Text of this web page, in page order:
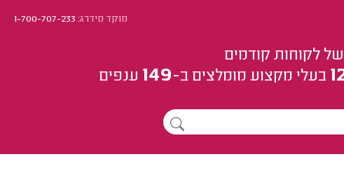
מוקד מידרג:1-700-707-233
לקוחות קודמים
בעלי מקצוע מומלצים ב-149 ענפים